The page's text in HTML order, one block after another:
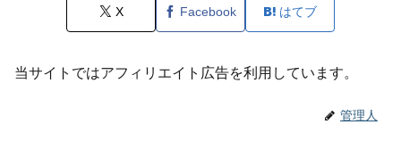
X Facebook はてブ
当サイトではアフィリエイト広告を利用しています。
管理人